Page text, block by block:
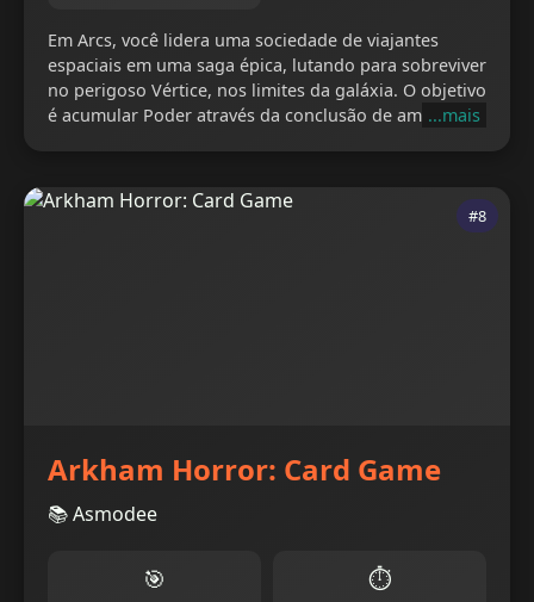
Em Arcs, você lidera uma sociedade de viajantes
espaciais em uma saga épica, lutando para sobreviver
no perigoso Vértice, nos limites da galáxia. O objetivo
é acumular Poder através da conclusão de ambições.
...mais
#8
Arkham Horror: Card Game
📚 Asmodee
🎯 ⏱️